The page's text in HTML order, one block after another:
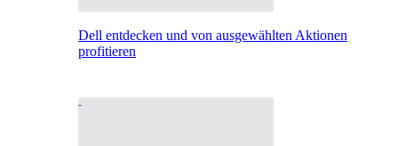
Dell entdecken und von ausgewählten Aktionen
profitieren